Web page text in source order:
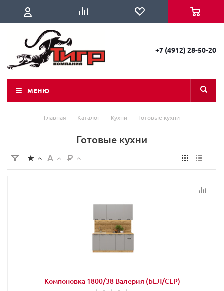
+7 (4912) 28-50-20
МЕНЮ
Главная - Каталог - Кухни - Готовые кухни
Готовые кухни
Компоновка 1800/38 Валерия (БЕЛ/СЕР)